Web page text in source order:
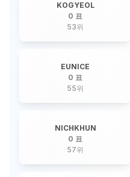
KOGYEOL
0 표
53위
EUNICE
0 표
55위
NICHKHUN
0 표
57위